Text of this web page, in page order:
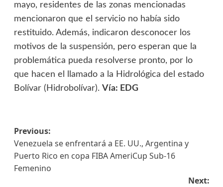
mayo, residentes de las zonas mencionadas
mencionaron que el servicio no había sido
restituido. Además, indicaron desconocer los
motivos de la suspensión, pero esperan que la
problemática pueda resolverse pronto, por lo
que hacen el llamado a la Hidrológica del estado
Bolívar (Hidrobolívar). Vía: EDG
Previous:
Venezuela se enfrentará a EE. UU., Argentina y
Puerto Rico en copa FIBA AmeriCup Sub-16
Femenino
Next: